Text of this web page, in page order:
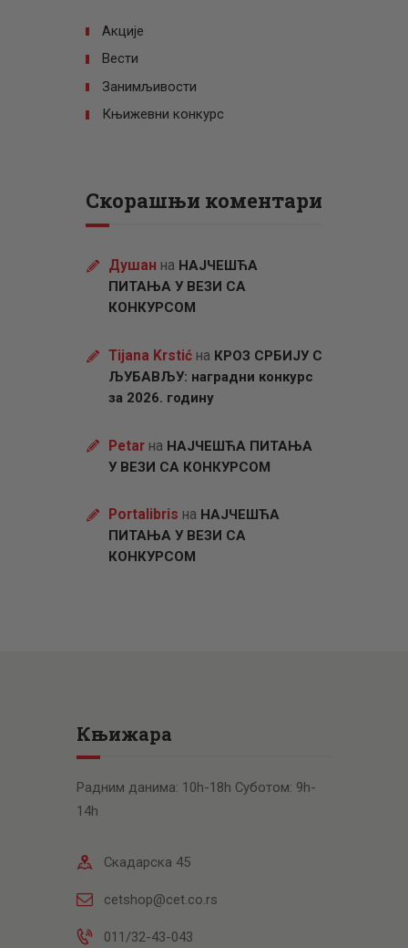
Акције
Вести
Занимљивости
Књижевни конкурс
Скорашњи коментари
Душан на НАЈЧЕШЋА
ПИТАЊА У ВЕЗИ СА
КОНКУРСОМ
Tijana Krstićна КРОЗ СРБИЈУ С
ЉУБАВЉУ: наградни конкурс
за 2026. годину
Petarна НАЈЧЕШЋА ПИТАЊА
У ВЕЗИ СА КОНКУРСОМ
Portalibris на НАЈЧЕШЋА
ПИТАЊА У ВЕЗИ СА
КОНКУРСОМ
Књижара
Радним данима: 10h-18h Суботом: 9h-
14h
Скадарска 45
cetshop@cet.co.rs
011/32-43-043